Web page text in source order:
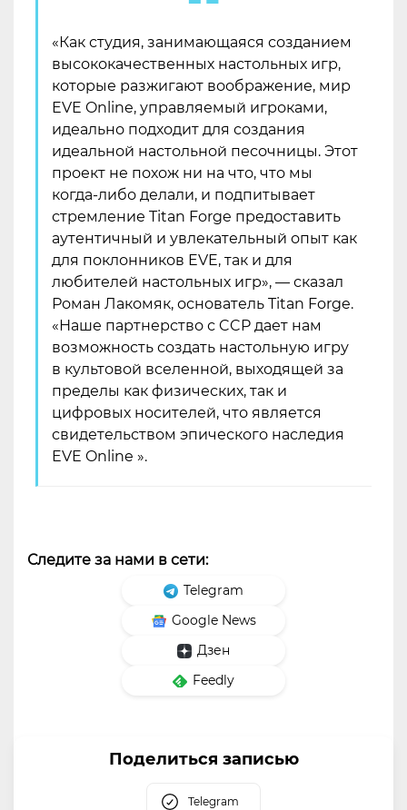
«Как студия, занимающаяся созданием
высококачественных настольных игр,
которые разжигают воображение, мир
EVE Online, управляемый игроками,
идеально подходит для создания
идеальной настольной песочницы. Этот
проект не похож ни на что, что мы
когда-либо делали, и подпитывает
стремление Titan Forge предоставить
аутентичный и увлекательный опыт как
для поклонников EVE, так и для
любителей настольных игр», — сказал
Роман Лакомяк, основатель Titan Forge.
«Наше партнерство с CCP дает нам
возможность создать настольную игру
в культовой вселенной, выходящей за
пределы как физических, так и
цифровых носителей, что является
свидетельством эпического наследия
EVE Online ».
Следите за нами в сети:
Telegram
Google News
Дзен
Feedly
Поделиться записью
Telegram